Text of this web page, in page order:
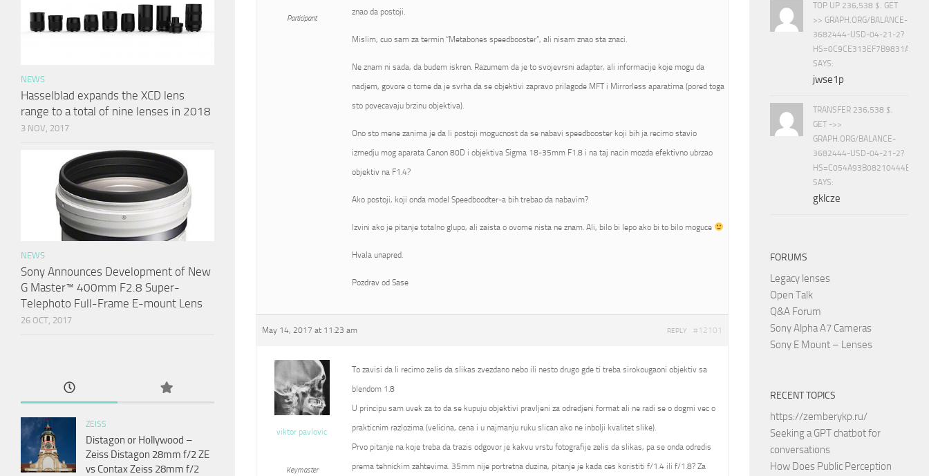
Participant
znao da postoji.
Mislim, cuo sam za termin “Metabones speedbooster”, ali nisam znao sta znaci.
Ne znam ni sada, da budem iskren. Razumem da je to svojevrsni adapter, ali informacije koje mogu da
nadjem, govore o tome da je svrha da se objektivi zapravo prilagode MFT i Mirrorless aparatima (pored toga
sto povecavaju brzinu objektiva).
Ono sto mene zanima je da li postoji mogucnost da se nabavi speedbooster koji bih ja recimo stavio
izmedju mog aparata Canon 80D i objektiva Sigma 18-35mm F1.8 i na taj nacin mozda efektivno ubrzao
objektiv na F1.4?
Ako postoji, koji onda model Speedboodter-a bih trebao da nabavim?
Izvini ako je pitanje totalno glupo, ali zaista o ovome nista ne znam. Ali, bilo bi lepo ako bi to bilo moguce
Hvala unapred.
Pozdrav od Sase
May 14, 2017 at 11:23 am #12101
REPLY
viktor pavlovic
Keymaster
To zavisi da li recimo zelis da slikas zvezdano nebo ili nesto drugo gde ti treba sirokougaoni objektiv sa
blendom 1.8
U principu sam uvek za to da se kupuju objektivi pravljeni za odredjeni format ali ne radi se o dogmi vec o
prakticnim razlozima (velicina, cena i u najmanju ruku slican ako ne inbolji kvalitet slike).
Prvo pitanje na koje treba da trazis odgovor je kakvu vrstu fotografije zelis da slikas, pa se onda odredis
prema tehnickim zahtevima. 35mm nije portretna duzina, pitanje je kada ces koristiti f/1.4 ili f/1.8? Za
NEWS
Hasselblad expands the XCD lens
range to a total of nine lenses in 2018
3 NOV, 2017
NEWS
Sony Announces Development of New
G Master™ 400mm F2.8 Super-
Telephoto Full-Frame E-mount Lens
26 OCT, 2017
ZEISS
Distagon or Hollywood –
Zeiss Distagon 28mm f/2 ZE
vs Contax Zeiss 28mm f/2
TOP UP 236,538 $. GET
>> GRAPH.ORG/BALANCE-
3682444-USD-04-21-2?
SAYS:
jwse1p
TRANSFER 236,538 $.
GET ->>
GRAPH.ORG/BALANCE-
3682444-USD-04-21-2?
SAYS:
gklcze
FORUMS
Legacy lenses
Open Talk
Q&A Forum
Sony Alpha A7 Cameras
Sony E Mount – Lenses
RECENT TOPICS
https://zemberykp.ru/
Seeking a GPT chatbot for
conversations
How Does Public Perception